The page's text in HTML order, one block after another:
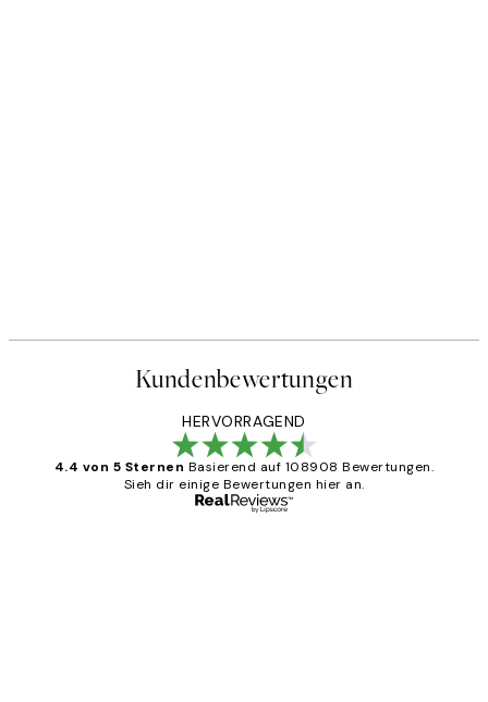
Kundenbewertungen
HERVORRAGEND
4.4 von 5 Sternen Basierend auf 108908 Bewertungen.
Sieh dir einige Bewertungen hier an.